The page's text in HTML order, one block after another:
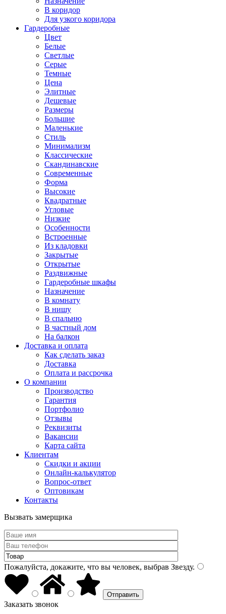
В коридор
Для узкого коридора
Гардеробные
Цвет
Белые
Светлые
Серые
Темные
Цена
Элитные
Дешевые
Размеры
Большие
Маленькие
Стиль
Минимализм
Классические
Скандинавские
Современные
Форма
Высокие
Квадратные
Угловые
Низкие
Особенности
Встроенные
Из кладовки
Закрытые
Открытые
Раздвижные
Гардеробные шкафы
Назначение
В комнату
В нишу
В спальню
В частный дом
На балкон
Доставка и оплата
Как сделать заказ
Доставка
Оплата и рассрочка
О компании
Производство
Гарантия
Портфолио
Отзывы
Реквизиты
Вакансии
Карта сайта
Клиентам
Скидки и акции
Онлайн-калькулятор
Вопрос-ответ
Оптовикам
Контакты
Вызвать замерщика
Пожалуйста, докажите, что вы человек, выбрав Звезду.
Заказать звонок